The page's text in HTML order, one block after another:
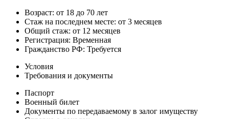
Возраст: от 18 до 70 лет
Стаж на последнем месте: от 3 месяцев
Общий стаж: от 12 месяцев
Регистрация: Временная
Гражданство РФ: Требуется
Условия
Требования и документы
Паспорт
Военный билет
Документы по передаваемому в залог имуществу